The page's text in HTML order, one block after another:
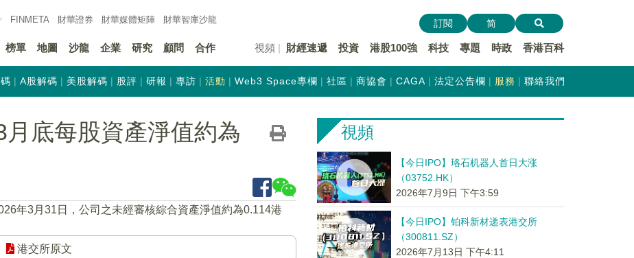
FINMETA 財華證券 財華媒體矩陣 財華智庫沙龍
榜單 地圖 沙龍 企業 研究 顧問 合作 視頻 財經速遞 投資 港股100強 科技 專題 時政 香港百科
訂閱 简
A股解碼 美股解碼 股評 研報 專訪 活動 Web3 Space專欄 社區 商協會 CAGA 法定公告欄 服務 聯絡我們
底每股資產淨值約為
年3月31日，公司之未經審核綜合資產淨值約為0.114港
港交所原文
視頻
【今日IPO】珞石机器人首日大涨
（03752.HK）
2026年7月9日 下午3:59
【今日IPO】铂科新材递表港交所
（300811.SZ）
2026年7月13日 下午4:11